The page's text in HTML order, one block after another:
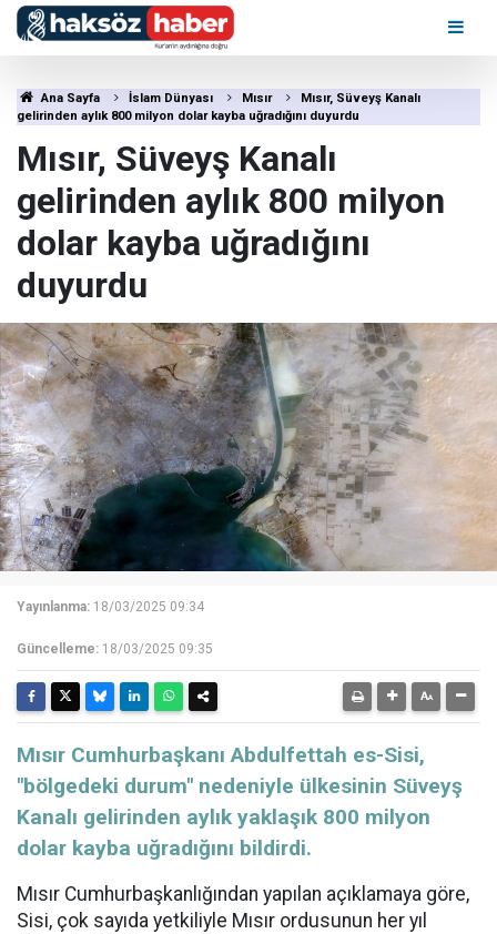
Ana Sayfa İslam Dünyası Mısır
Mısır, Süveyş Kanalı
gelirinden aylık 800 milyon dolar kayba uğradığını duyurdu
Mısır, Süveyş Kanalı
gelirinden aylık 800 milyon
dolar kayba uğradığını
duyurdu
Yayınlanma: 18/03/2025 09:34
Güncelleme: 18/03/2025 09:35
Mısır Cumhurbaşkanı Abdulfettah es-Sisi,
"bölgedeki durum" nedeniyle ülkesinin Süveyş
Kanalı gelirinden aylık yaklaşık 800 milyon
dolar kayba uğradığını bildirdi.
Mısır Cumhurbaşkanlığından yapılan açıklamaya göre,
Sisi, çok sayıda yetkiliyle Mısır ordusunun her yıl